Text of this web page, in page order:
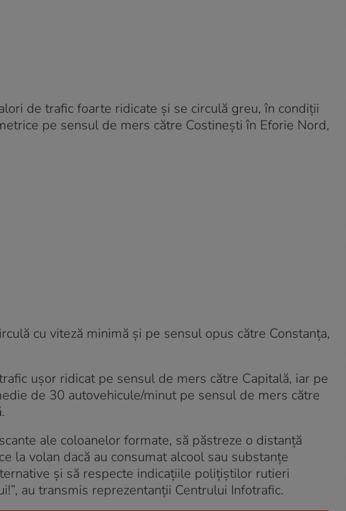
de trafic foarte ridicate şi se circulă greu, în condiţii
pe sensul de mers către Costineşti în Eforie Nord,
cu viteză minimă şi pe sensul opus către Constanţa,
uşor ridicat pe sensul de mers către Capitală, iar pe
de 30 autovehicule/minut pe sensul de mers către
ale coloanelor formate, să păstreze o distanţă
la volan dacă au consumat alcool sau substanţe
şi să respecte indicaţiile poliţiştilor rutieri
au transmis reprezentanții Centrului Infotrafic.